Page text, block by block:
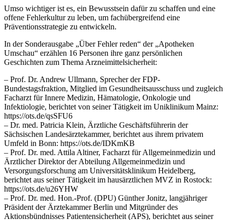
Umso wichtiger ist es, ein Bewusstsein dafür zu schaffen und eine
offene Fehlerkultur zu leben, um fachübergreifend eine
Präventionsstrategie zu entwickeln.
In der Sonderausgabe „Über Fehler reden“ der „Apotheken
Umschau“ erzählen 16 Personen ihre ganz persönlichen
Geschichten zum Thema Arzneimittelsicherheit:
– Prof. Dr. Andrew Ullmann, Sprecher der FDP-
Bundestagsfraktion, Mitglied im Gesundheitsausschuss und zugleich
Facharzt für Innere Medizin, Hämatologie, Onkologie und
Infektiologie, berichtet von seiner Tätigkeit im Uniklinikum Mainz:
https://ots.de/qsSFU6
– Dr. med. Patricia Klein, Ärztliche Geschäftsführerin der
Sächsischen Landesärztekammer, berichtet aus ihrem privatem
Umfeld in Bonn: https://ots.de/IDKmKB
– Prof. Dr. med. Attila Altiner, Facharzt für Allgemeinmedizin und
Ärztlicher Direktor der Abteilung Allgemeinmedizin und
Versorgungsforschung am Universitätsklinikum Heidelberg,
berichtet aus seiner Tätigkeit im hausärztlichen MVZ in Rostock:
https://ots.de/u26YHW
– Prof. Dr. med. Hon.-Prof. (DPU) Günther Jonitz, langjähriger
Präsident der Ärztekammer Berlin und Mitgründer des
Aktionsbündnisses Patientensicherheit (APS), berichtet aus seiner